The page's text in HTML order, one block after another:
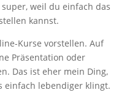
weil du einfach das
kannst.
Kurse vorstellen. Auf
Präsentation oder
Das ist eher mein Ding,
einfach lebendiger klingt.